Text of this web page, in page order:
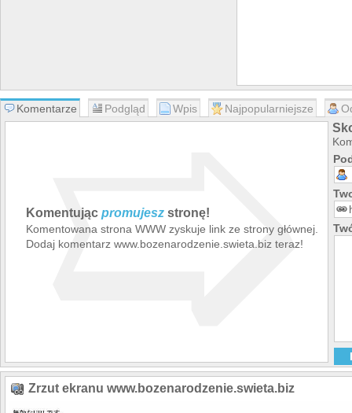
Komentarze Podgląd Wpis Najpopularniejsze
Komentując promujesz stronę!
Komentowana strona WWW zyskuje link ze strony głównej.
Dodaj komentarz www.bozenarodzenie.swieta.biz teraz!
➯
Zrzut ekranu www.bozenarodzenie.swieta.biz